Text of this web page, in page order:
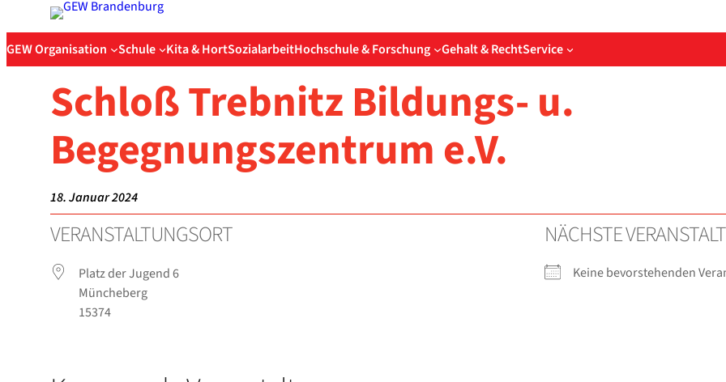
Inhalt
springen
GEW Organisation Schule Kita & HortSozialarbeitHochschule & Forschung Gehalt & RechtService
Schloß Treb­nitz Bildungs- u.
Begeg­nungs­zen­trum e.V.
18. Januar 2024
VER­AN­STAL­TUNGS­ORT
Platz der Jugend 6
Mün­che­berg
15374
NÄCHS­TE
Kei­ne bevor­ste­hen­den